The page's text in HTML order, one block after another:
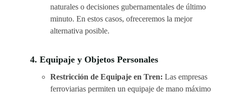
naturales o decisiones gubernamentales de último
minuto. En estos casos, ofreceremos la mejor
alternativa posible.
4. Equipaje y Objetos Personales
Restricción de Equipaje en Tren: Las empresas
ferroviarias permiten un equipaje de mano máximo